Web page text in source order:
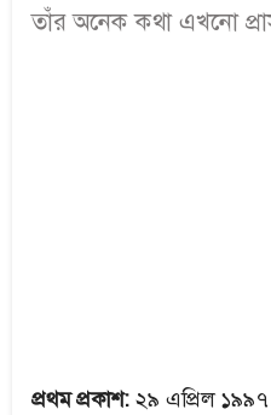
তাঁর অনেক কথা এখনো
প্রথম প্রকাশ: ২৯ এপ্রিল